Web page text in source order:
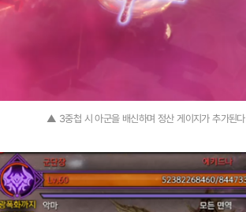
▲ 3중첩 시 아군을 배신하며 정산 게이지가 추가된다